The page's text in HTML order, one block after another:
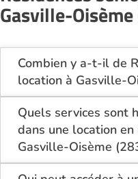
Gasville-
Combien y a-t-il de
location à Gasville-
Sur le site Logement-
actuellement 1
Gasville-Oisème
Quels services sont
dans une location
Gasville-Oisème
En location à Gasville-